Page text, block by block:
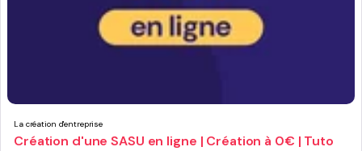
La création d'entreprise
Création d'une SASU en ligne | Création à 0€ | Tuto